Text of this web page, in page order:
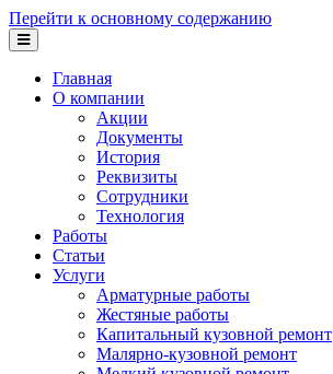
Перейти к основному содержанию
Главная
О компании
Акции
Документы
История
Реквизиты
Сотрудники
Технология
Работы
Статьи
Услуги
Арматурные работы
Жестяные работы
Капитальный кузовной ремонт
Малярно-кузовной ремонт